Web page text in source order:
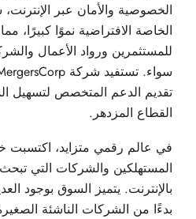
الخصوصية والأمان عبر
الخاصة الافتراضية نموًا كبيرًا،
للمستثمرين ورواد الأعمال
تقديم الدعم المتخصص لتسهيل
القطاع المزدهر.
المستهلكين والشركات التي
بالإنترنت. يتميز السوق بوجود
بدءًا من الشركات الناشئة